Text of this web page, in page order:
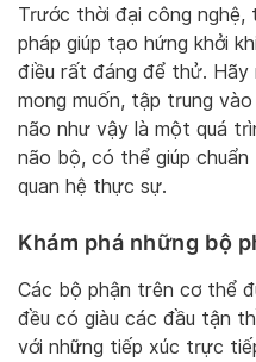
Trước thời đại công
pháp giúp tạo hứng khởi
điều rất đáng để thử. Hãy
mong muốn, tập trung
não như vậy là một quá
não bộ, có thể giúp
quan hệ thực sự.
Khám phá những bộ
Các bộ phận trên cơ thể
đều có giàu các đầu tận
với những tiếp xúc trực